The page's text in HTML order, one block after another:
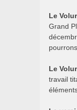
Le
Grand
Le
travail